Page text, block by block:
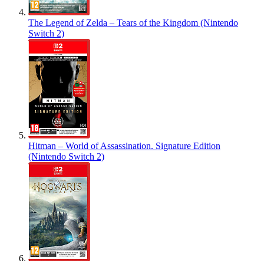
The Legend of Zelda – Tears of the Kingdom (Nintendo
Switch 2)
Hitman – World of Assassination. Signature Edition
(Nintendo Switch 2)